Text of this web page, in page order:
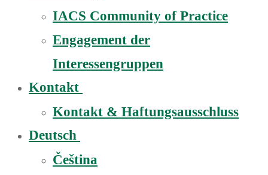
IACS Community of Practice
Engagement der
Interessengruppen
Kontakt
Kontakt & Haftungsausschluss
Deutsch
Čeština